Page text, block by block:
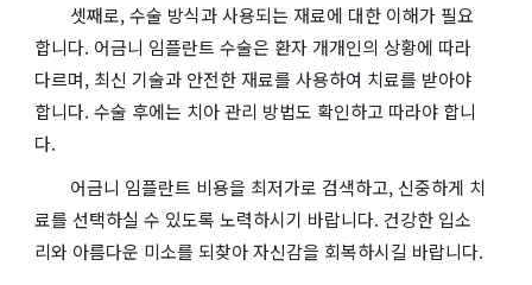
셋째로, 수술 방식과 사용되는 재료에 대한 이해가 필요
합니다. 어금니 임플란트 수술은 환자 개개인의 상황에 따라
다르며, 최신 기술과 안전한 재료를 사용하여 치료를 받아야
합니다. 수술 후에는 치아 관리 방법도 확인하고 따라야 합니
다.
어금니 임플란트 비용을 최저가로 검색하고, 신중하게 치
료를 선택하실 수 있도록 노력하시기 바랍니다. 건강한 입소
리와 아름다운 미소를 되찾아 자신감을 회복하시길 바랍니다.